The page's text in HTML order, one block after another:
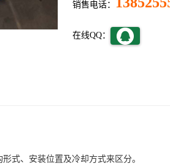
销售电话：
在线QQ：
式、安装位置及冷却方式来区分。